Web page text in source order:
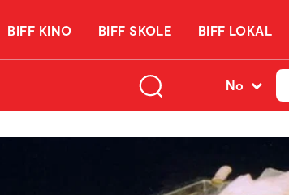
BIFF KINO BIFF SKOLE BIFF LOKAL
No